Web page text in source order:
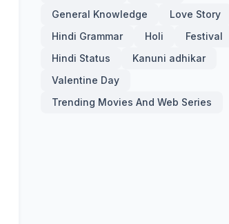
General Knowledge
Love Story
Hindi Grammar
Holi
Festival
Hindi Status
Kanuni adhikar
Valentine Day
Trending Movies And Web Series